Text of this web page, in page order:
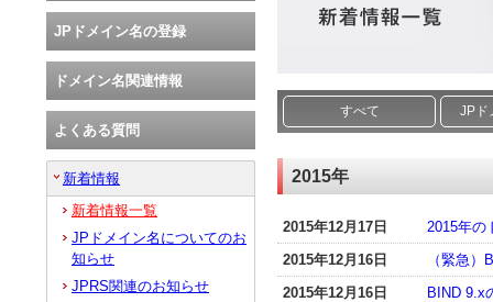
すべて JPド
2015年
2015年12月17日
2015年の
2015年12月16日
（緊急
2015年12月16日
BIND 9.x
JPドメイン名の登録
ドメイン名関連情報
よくある質問
新着情報
新着情報一覧
JPドメイン名についてのお
知らせ
JPRS関連のお知らせ